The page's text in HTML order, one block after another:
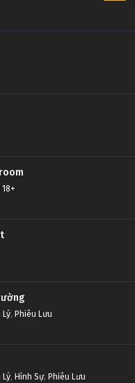
Lý, Phiêu Lưu
Lý, Hình Sự, Phiêu Lưu